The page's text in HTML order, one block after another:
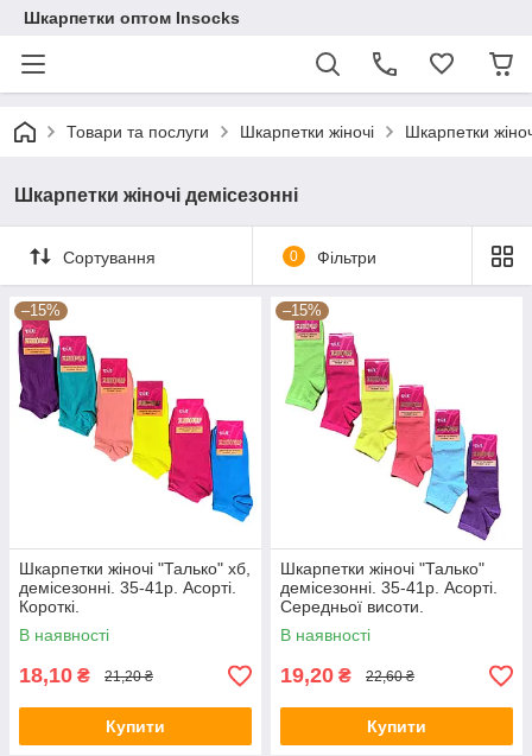
Шкарпетки оптом Insocks
Товари та послуги Шкарпетки жіночі Шкарпетки
Шкарпетки жіночі демісезонні
Сортування 0 Фільтри
–15%
Шкарпетки жіночі "Талько" хб,
демісезонні. 35-41р. Асорті.
Короткі.
В наявності
18,10 ₴ 21,20 ₴
Купити
–15%
Шкарпетки жіночі "Талько"
демісезонні. 35-41р. Асорті.
Середньої висоти.
В наявності
19,20 ₴ 22,60 ₴
Купити